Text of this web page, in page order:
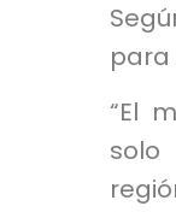
para
“El